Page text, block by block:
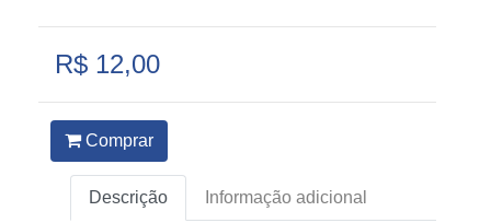
R$ 12,00
Comprar
Descrição Informação adicional